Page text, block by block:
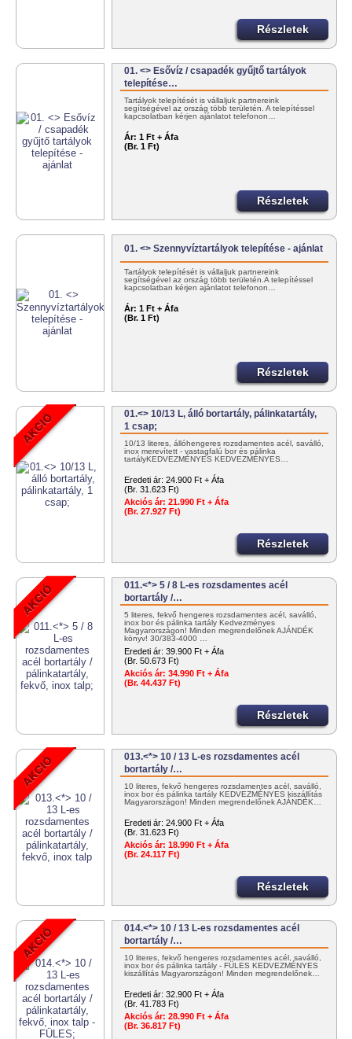
Részletek
01. <> Esővíz / csapadék gyűjtő tartályok
telepítése…
Tartályok telepítését is vállaljuk partnereink
segítségével az ország több területén. A telepítéssel
kapcsolatban kérjen ajánlatot telefonon…
Ár: 1 Ft + Áfa
(Br. 1 Ft)
Részletek
01. <> Szennyvíztartályok telepítése - ajánlat
Tartályok telepítését is vállaljuk partnereink
segítségével az ország több területén.A telepítéssel
kapcsolatban kérjen ajánlatot telefonon…
Ár: 1 Ft + Áfa
(Br. 1 Ft)
Részletek
01.<> 10/13 L, álló bortartály, pálinkatartály,
1 csap;
10/13 literes, állóhengeres rozsdamentes acél, saválló,
inox merevített - vastagfalú bor és pálinka
tartályKEDVEZMÉNYES KEDVEZMÉNYES…
Eredeti ár: 24.900 Ft + Áfa
(Br. 31.623 Ft)
Akciós ár: 21.990 Ft + Áfa
(Br. 27.927 Ft)
Részletek
011.<*> 5 / 8 L-es rozsdamentes acél
bortartály /…
5 literes, fekvő hengeres rozsdamentes acél, saválló,
inox bor és pálinka tartály Kedvezményes
Magyarországon! Minden megrendelőnek AJÁNDÉK
könyv! 30/383-4000 …
Eredeti ár: 39.900 Ft + Áfa
(Br. 50.673 Ft)
Akciós ár: 34.990 Ft + Áfa
(Br. 44.437 Ft)
Részletek
013.<*> 10 / 13 L-es rozsdamentes acél
bortartály /…
10 literes, fekvő hengeres rozsdamentes acél, saválló,
inox bor és pálinka tartály KEDVEZMÉNYES kiszállítás
Magyarországon! Minden megrendelőnek AJÁNDÉK…
Eredeti ár: 24.900 Ft + Áfa
(Br. 31.623 Ft)
Akciós ár: 18.990 Ft + Áfa
(Br. 24.117 Ft)
Részletek
014.<*> 10 / 13 L-es rozsdamentes acél
bortartály /…
10 literes, fekvő hengeres rozsdamentes acél, saválló,
inox bor és pálinka tartály - FÜLES KEDVEZMÉNYES
kiszállítás Magyarországon! Minden megrendelőnek…
Eredeti ár: 32.900 Ft + Áfa
(Br. 41.783 Ft)
Akciós ár: 28.990 Ft + Áfa
(Br. 36.817 Ft)